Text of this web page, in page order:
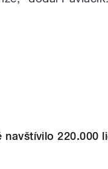
navštívilo 220.000